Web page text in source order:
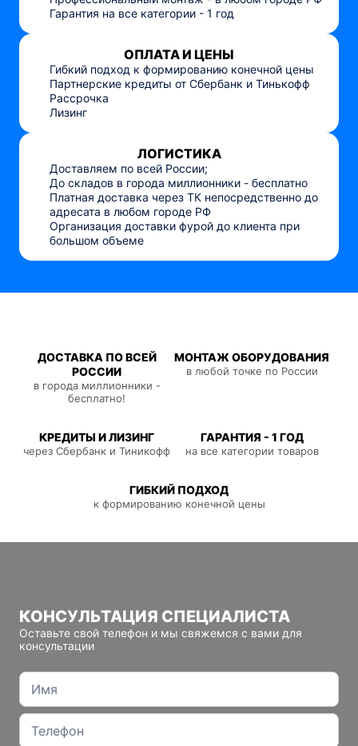
Гарантия на все категории - 1 год
ОПЛАТА И ЦЕНЫ
Гибкий подход к формированию конечной цены
Партнерские кредиты от Сбербанк и Тинькофф
Рассрочка
Лизинг
ЛОГИСТИКА
Доставляем по всей России;
До складов в города миллионники - бесплатно
Платная доставка через ТК непосредственно до
адресата в любом городе РФ
Организация доставки фурой до клиента при
большом объеме
ДОСТАВКА ПО ВСЕЙ
РОССИИ
в города миллионники -
бесплатно!
МОНТАЖ ОБОРУДОВАНИЯ
в любой точке по России
КРЕДИТЫ И ЛИЗИНГ
через Сбербанк и Тиникофф
ГАРАНТИЯ - 1 ГОД
на все категории товаров
ГИБКИЙ ПОДХОД
к формированию конечной цены
КОНСУЛЬТАЦИЯ СПЕЦИАЛИСТА
Оставьте свой телефон и мы свяжемся с вами для
консультации